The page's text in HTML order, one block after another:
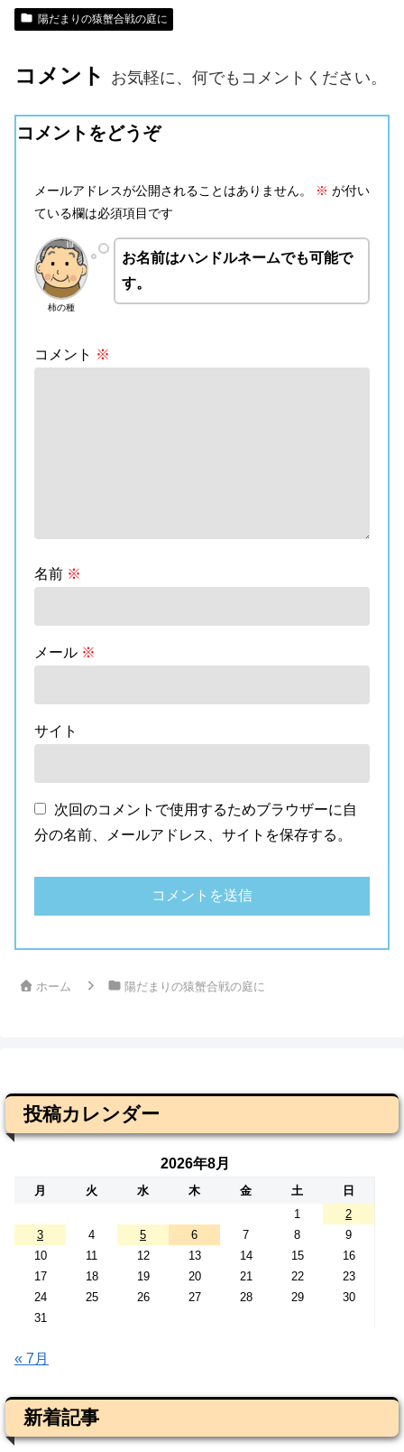
陽だまりの猿蟹合戦の庭に
コメント お気軽に、何でもコメントください。
コメントをどうぞ
メールアドレスが公開されることはありません。 ※ が付い
ている欄は必須項目です
柿の種
お名前はハンドルネームでも可能で
す。
コメント ※
名前 ※
メール ※
サイト
次回のコメントで使用するためブラウザーに自
分の名前、メールアドレス、サイトを保存する。
ホーム 陽だまりの猿蟹合戦の庭に
投稿カレンダー
2026年8月
月 火 水 木 金 土
日
1
2
3
4 5 6 7 8
9
10
11 12 13 14 15
16
17
18 19 20 21 22
23
24
25 26 27 28 29
30
31
« 7月
新着記事